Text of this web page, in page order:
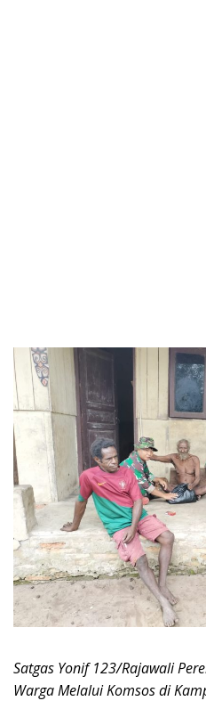
Satgas Yonif 123/Rajawali
Warga Melalui Komsos di